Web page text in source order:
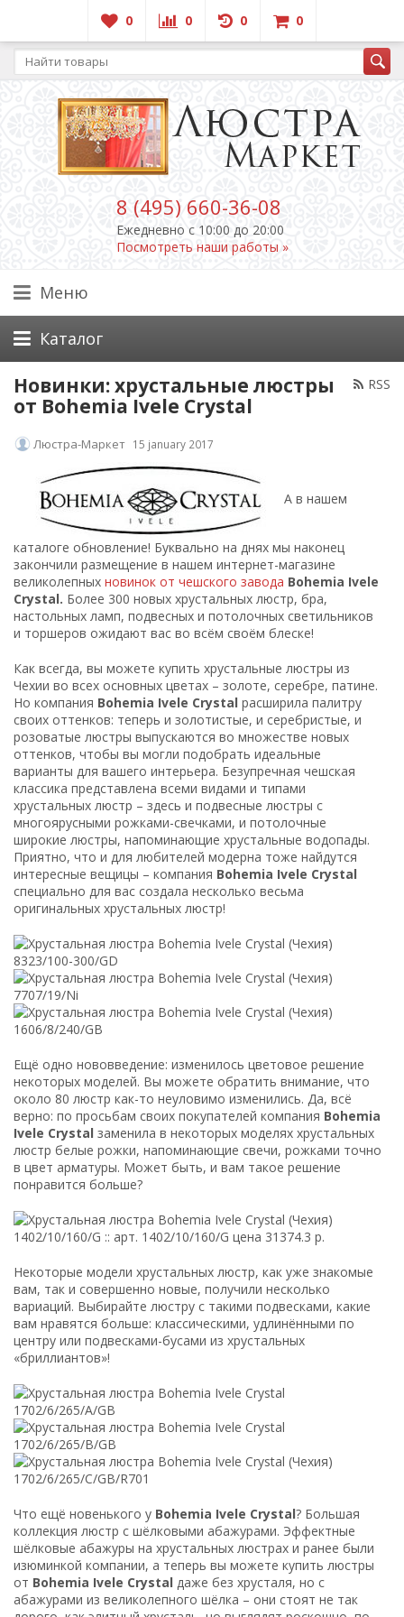
0 0 0 0
8 (495) 660-36-08
Ежедневно c 10:00 до 20:00
Посмотреть наши работы »
Меню
Каталог
RSS
Новинки: хрустальные люстры
от Bohemia Ivele Crystal
Люстра-Маркет 15 january 2017
А в нашем
каталоге обновление! Буквально на днях мы наконец
закончили размещение в нашем интернет-магазине
великолепных новинок от чешского завода Bohemia Ivele
Crystal. Более 300 новых хрустальных люстр, бра,
настольных ламп, подвесных и потолочных светильников
и торшеров ожидают вас во всём своём блеске!
Как всегда, вы можете купить хрустальные люстры из
Чехии во всех основных цветах – золоте, серебре, патине.
Но компания Bohemia Ivele Crystal расширила палитру
своих оттенков: теперь и золотистые, и серебристые, и
розоватые люстры выпускаются во множестве новых
оттенков, чтобы вы могли подобрать идеальные
варианты для вашего интерьера. Безупречная чешская
классика представлена всеми видами и типами
хрустальных люстр – здесь и подвесные люстры с
многоярусными рожками-свечками, и потолочные
широкие люстры, напоминающие хрустальные водопады.
Приятно, что и для любителей модерна тоже найдутся
интересные вещицы – компания Bohemia Ivele Crystal
специально для вас создала несколько весьма
оригинальных хрустальных люстр!
Ещё одно нововведение: изменилось цветовое решение
некоторых моделей. Вы можете обратить внимание, что
около 80 люстр как-то неуловимо изменились. Да, всё
верно: по просьбам своих покупателей компания Bohemia
Ivele Crystal заменила в некоторых моделях хрустальных
люстр белые рожки, напоминающие свечи, рожками точно
в цвет арматуры. Может быть, и вам такое решение
понравится больше?
Некоторые модели хрустальных люстр, как уже знакомые
вам, так и совершенно новые, получили несколько
вариаций. Выбирайте люстру с такими подвесками, какие
вам нравятся больше: классическими, удлинёнными по
центру или подвесками-бусами из хрустальных
«бриллиантов»!
Что ещё новенького у Bohemia Ivele Crystal? Большая
коллекция люстр с шёлковыми абажурами. Эффектные
шёлковые абажуры на хрустальных люстрах и ранее были
изюминкой компании, а теперь вы можете купить люстры
от Bohemia Ivele Crystal даже без хрусталя, но с
абажурами из великолепного шёлка – они стоят не так